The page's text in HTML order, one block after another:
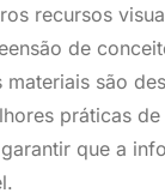
recursos
de
materiais são
práticas
que a